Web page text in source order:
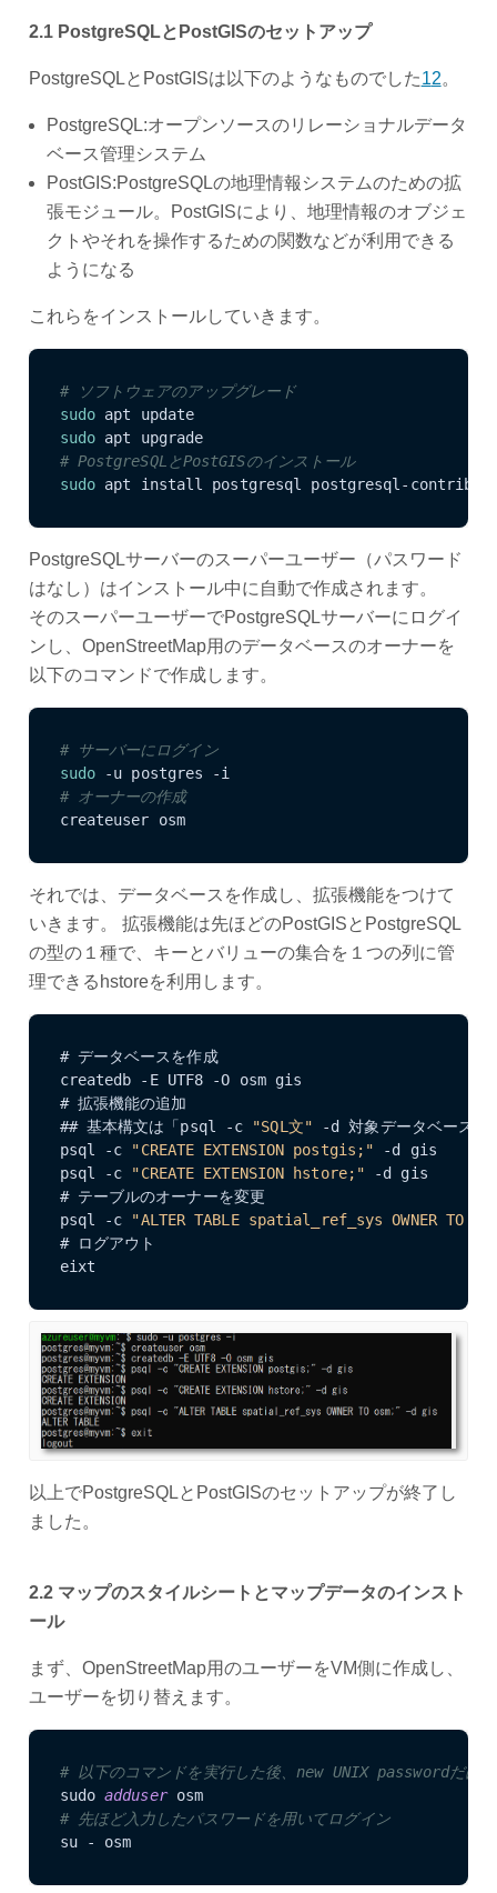
2.1 PostgreSQLとPostGISのセットアップ
PostgreSQLとPostGISは以下のようなものでした12。
PostgreSQL:オープンソースのリレーショナルデータ
ベース管理システム
PostGIS:PostgreSQLの地理情報システムのための拡
張モジュール。PostGISにより、地理情報のオブジェ
クトやそれを操作するための関数などが利用できる
ようになる
これらをインストールしていきます。
# ソフトウェアのアップグレード
sudo
sudo
# PostgreSQLとPostGISのインストール
sudo apt install postgresql postgresql-contrib
PostgreSQLサーバーのスーパーユーザー（パスワード
はなし）はインストール中に自動で作成されます。
そのスーパーユーザーでPostgreSQLサーバーにログイ
ンし、OpenStreetMap用のデータベースのオーナーを
以下のコマンドで作成します。
# サーバーにログイン
sudo
# オーナーの作成
createuser osm
それでは、データベースを作成し、拡張機能をつけて
いきます。 拡張機能は先ほどのPostGISとPostgreSQL
の型の１種で、キーとバリューの集合を１つの列に管
理できるhstoreを利用します。
# データベースを作成
createdb -E UTF8 -O osm gis
# 拡張機能の追加
## 基本構文は「psql -c
"SQL文" -d 対象データベース」
psql -c "CREATE EXTENSION postgis;" -d gis
psql -c "CREATE EXTENSION hstore;" -d gis
# テーブルのオーナーを変更
psql -c "ALTER TABLE spatial_ref_sys OWNER TO
# ログアウト
eixt
以上でPostgreSQLとPostGISのセットアップが終了し
ました。
2.2 マップのスタイルシートとマップデータのインスト
ール
まず、OpenStreetMap用のユーザーをVM側に作成し、
ユーザーを切り替えます。
# 以下のコマンドを実行した後、new UNIX passwordだけ
sudo adduser
# 先ほど入力したパスワードを用いてログイン
su - osm